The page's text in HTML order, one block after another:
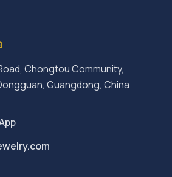
Chongtou Community,
Guangdong, China